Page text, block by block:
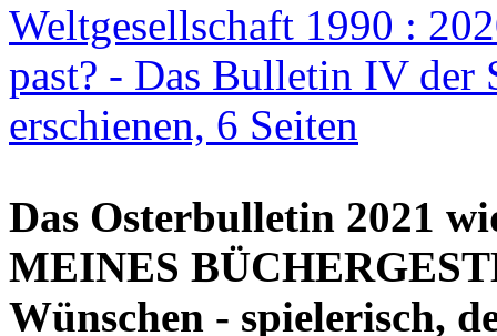
Weltgesellschaft 1990 :
past? - Das Bulletin IV der
erschienen, 6 Seiten
Das Osterbulletin 2021
MEINES
Wünschen - spielerisch,